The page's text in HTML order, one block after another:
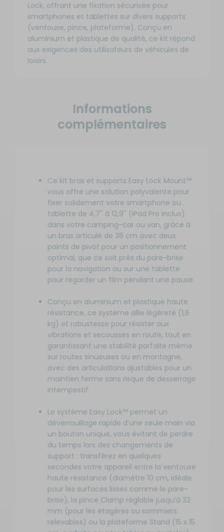
Lock, offrant une fixation sécurisée pour
smartphones et tablettes sur divers supports
(ventouse, pince, plateforme). Conçu en
aluminium et plastique de qualité, ce kit répond
aux exigences des utilisateurs de véhicules de
loisirs.
Informations
complémentaires
Ce kit bras et supports Easy Lock Mount™
vous offre une solution polyvalente pour
fixer solidement votre smartphone ou
tablette de 4,7'' à 12,9'' (iPad Pro inclus)
dans votre camping-car ou van, grâce à
un bras articulé de 38 cm avec deux
points de pivot pour un positionnement
optimal, que ce soit près du pare-brise
pour la navigation ou sur une tablette
pour regarder un film pendant une pause.
Conçu en aluminium et plastique haute
résistance, ce système allie légèreté (1,6
kg) et robustesse pour résister aux
vibrations et secousses en route, tout en
garantissant une stabilité parfaite même
sur routes sinueuses ou en montagne,
avec des articulations ajustables pour un
maintien ferme sans risque de desserrage
intempestif.
Le système Easy Lock™ permet un
déverrouillage rapide d’une seule main via
un bouton unique, vous évitant de perdre
du temps lors des changements de
support : transférez en quelques
secondes votre appareil entre la ventouse
haute résistance (diamètre 10 cm, idéale
pour les surfaces lisses comme le pare-
brise), la pince Clamp réglable jusqu’à 32
mm (pour les étagères ou sommiers
relevables) ou la plateforme Stand (15 x 15